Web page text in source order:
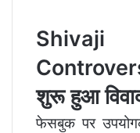
शुरू हुआ
फेसबुक पर